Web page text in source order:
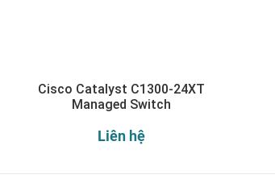
Cisco Catalyst C1300-24XT
Managed Switch
Liên hệ